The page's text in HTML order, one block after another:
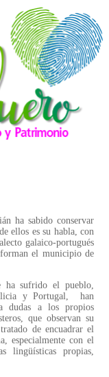
ha sabido conservar
ellos es su habla, con
galaico-portugués
el municipio de
ha sufrido el pueblo,
y Portugal, han
dudas a los propios
que observan su
de encuadrar el
especialmente con el
lingüísticas propias,